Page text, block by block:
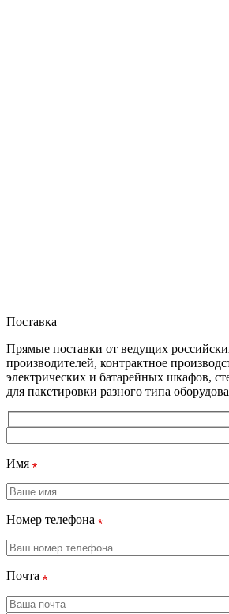
Поставка
Прямые поставки от ведущих
производителей, контрактное
электрических и батарейных шкафов,
для пакетировки разного типа
Имя
Номер телефона
Почта